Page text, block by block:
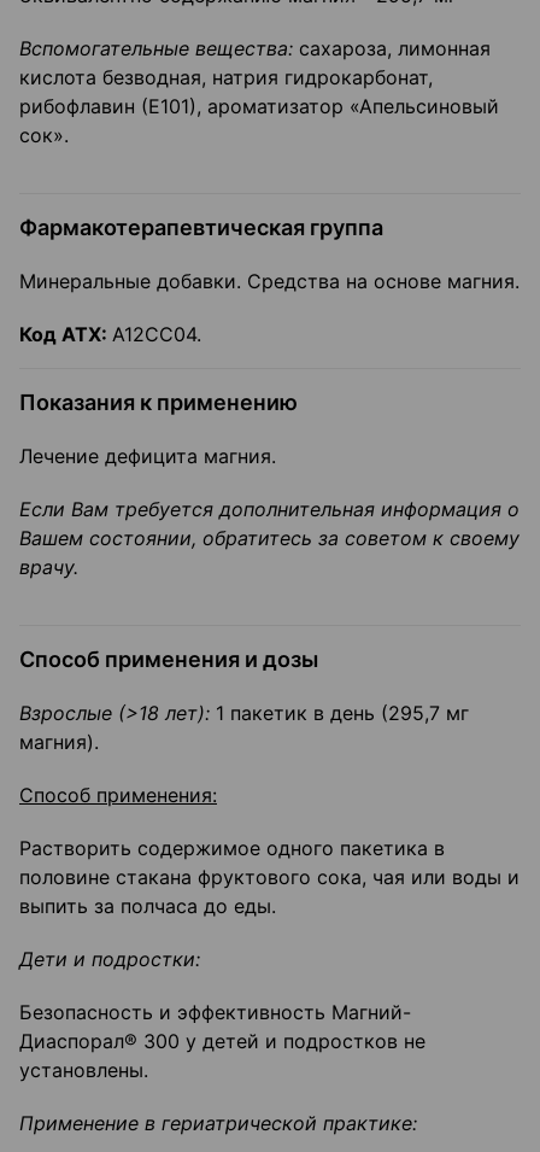
Вспомогательные вещества: сахароза, лимонная
кислота безводная, натрия гидрокарбонат,
рибофлавин (Е101), ароматизатор «Апельсиновый
сок».
Фармакотерапевтическая группа
Минеральные добавки. Средства на основе магния.
Код ATX: А12СС04.
Показания к применению
Лечение дефицита магния.
Если Вам требуется дополнительная информация о
Вашем состоянии, обратитесь за советом к своему
врачу.
Способ применения и дозы
Взрослые (>18 лет): 1 пакетик в день (295,7 мг
магния).
Способ применения:
Растворить содержимое одного пакетика в
половине стакана фруктового сока, чая или воды и
выпить за полчаса до еды.
Дети и подростки:
Безопасность и эффективность Магний-
Диаспорал® 300 у детей и подростков не
установлены.
Применение в гериатрической практике: